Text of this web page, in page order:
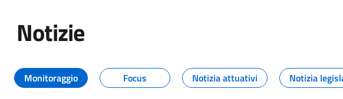
Notizie
Tutti i contenuti della pagina Notizie
Monitoraggio Focus Notizia attuativi Notizia